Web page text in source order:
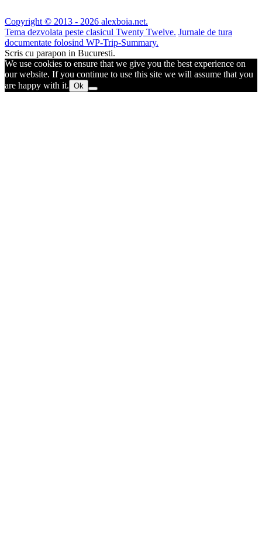
Copyright © 2013 - 2026 alexboia.net.
Tema dezvolata peste clasicul Twenty Twelve. Jurnale de tura
documentate folosind WP-Trip-Summary.
Scris cu parapon in Bucuresti.
We use cookies to ensure that we give you the best experience on
our website. If you continue to use this site we will assume that you
are happy with it. Ok